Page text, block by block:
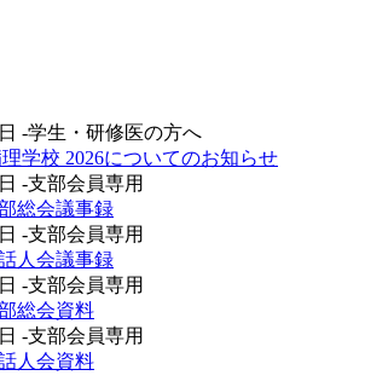
-学生・研修医の方へ
学校 2026についてのお知らせ
-支部会員専用
総会議事録
-支部会員専用
人会議事録
-支部会員専用
総会資料
-支部会員専用
人会資料